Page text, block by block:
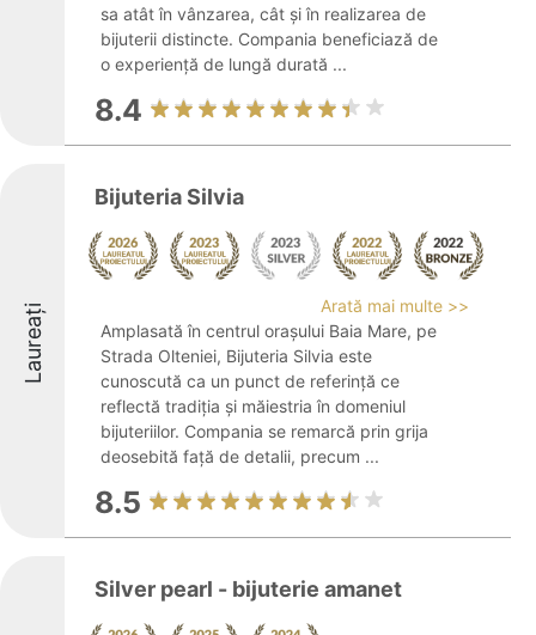
sa atât în vânzarea, cât și în realizarea de
bijuterii distincte. Compania beneficiază de
o experiență de lungă durată ...
8.4
Laureați
Bijuteria Silvia
Arată mai multe >>
Amplasată în centrul orașului Baia Mare, pe
Strada Olteniei, Bijuteria Silvia este
cunoscută ca un punct de referință ce
reflectă tradiția și măiestria în domeniul
bijuteriilor. Compania se remarcă prin grija
deosebită față de detalii, precum ...
8.5
Silver pearl - bijuterie amanet